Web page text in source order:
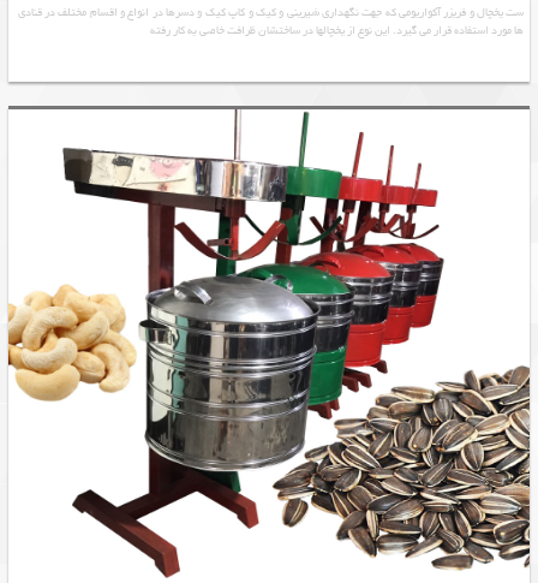
ست یخچال و فریزر آکواریومی که جهت نگهداری شیرینی و کیک و کاپ کیک و دسرها در انواع و اقسام مختلف در قنادی
ها مورد استفاده قرار می گیرد. این نوع از یخچالها در ساختشان ظرافت خاصی به کار رفته